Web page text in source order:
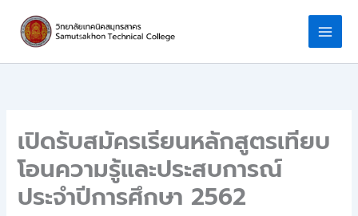
content
เปิดรับสมัครเรียนหลักสูตรเทียบ
โอนความรู้และประสบการณ์
ประจำปีการศึกษา 2562